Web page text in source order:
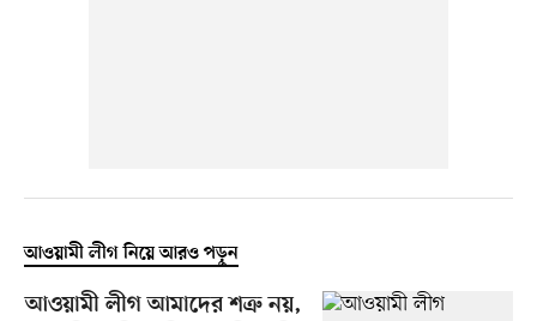
আওয়ামী লীগ নিয়ে আরও পড়ুন
আওয়ামী লীগ আমাদের শত্রু নয়,